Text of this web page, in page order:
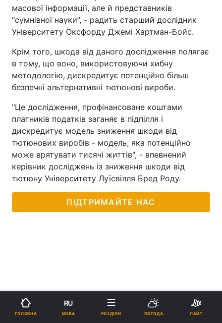
масової інформації, але й представників
“сумнівної науки”, - радить старший дослідник
Університету Оксфорду Джемі Хартман-Бойс.
Крім того, шкода від даного дослідження полягає
в тому, що воно, використовуючи хибну
методологію, дискредитує потенційно більш
безпечні альтернативні тютюнові вироби.
"Це дослідження, профінансоване коштами
платників податків заганяє в підпілля і
дискредитує модель зниження шкоди від
тютюнових виробів - модель, яка потенційно
може врятувати тисячі життів", - впевнений
керівник досліджень із зниження шкоди від
тютюну Університету Луїсвілля Бред Роду.
ПІДТРИМАЙТЕ НАС
ГОЛОВНА
RU
МОВА РОЗДІЛИ ПОГОДА ЛАЙТ